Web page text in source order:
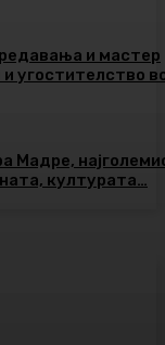
и мастер
угостителство
Мадре,
културата…